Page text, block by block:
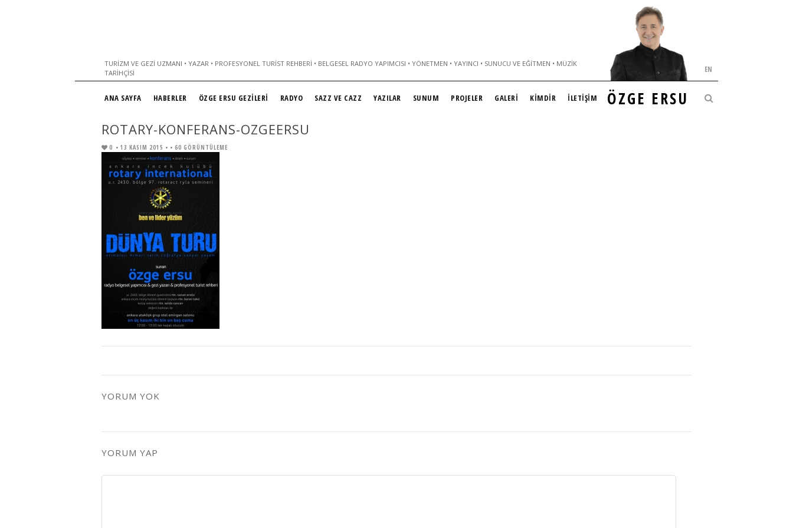
TURIZM VE GEZI UZMANI • YAZAR • PROFESYONEL TURIST REHBERI • BELGESEL RADYO YAPIMCISI • YÖNETMEN • YAYINCI • SUNUCU VE EĞITMEN • MÜZIK
TARIHÇISI
ÖZGE ERSU
EN
ANA SAYFA HABERLER ÖZGE ERSU GEZİLERİ RADYO SAZZ VE CAZZ YAZILAR SUNUM PROJELER GALERİ KİMDİR İLETİŞİM
ROTARY-KONFERANS-OZGEERSU
0 • 13 KASIM 2015 • • 60 GÖRÜNTÜLEME
YORUM YOK
YORUM YAP